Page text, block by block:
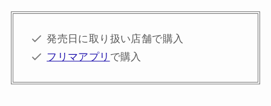
発売日に取り扱い店舗で購入
フリマアプリ で購入